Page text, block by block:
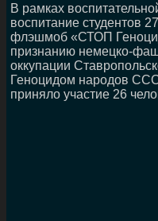
В рамках
воспитание студентов
флэшмоб «СТОП
признанию немецко-
оккупации
Геноцидом народов
приняло участие 26